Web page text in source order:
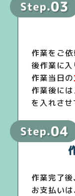
作業をご
後作業に入
作業当日の
作業後に
を入れさせ
作業完了後
お支払いは